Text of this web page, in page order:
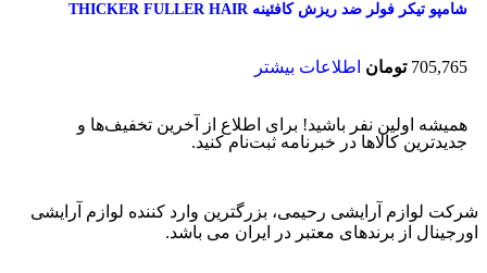
شامپو تیکر فولر ضد ریزش کافئینه THICKER FULLER HAIR
705,765 تومان اطلاعات بیشتر
همیشه اولین نفر باشید! برای اطلاع از آخرین تخفیف‌ها و
جدیدترین کالاها در خبرنامه ثبت‌نام کنید.
شرکت لوازم آرایشی رحیمی، بزرگترین وارد کننده لوازم آرایشی
اورجینال از برندهای معتبر در ایران می باشد.